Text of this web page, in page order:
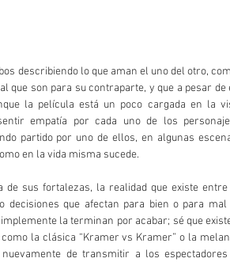
describiendo lo que aman el uno del otro,
que son para su contraparte, y que a pesar
la película está un poco cargada en la
empatía por cada uno de los
partido por uno de ellos, en algunas
en la vida misma sucede.
de sus fortalezas, la realidad que existe
decisiones que afectan para bien o para
la terminan por acabar; sé que
la clásica “Kramer vs Kramer” o la
de transmitir a los